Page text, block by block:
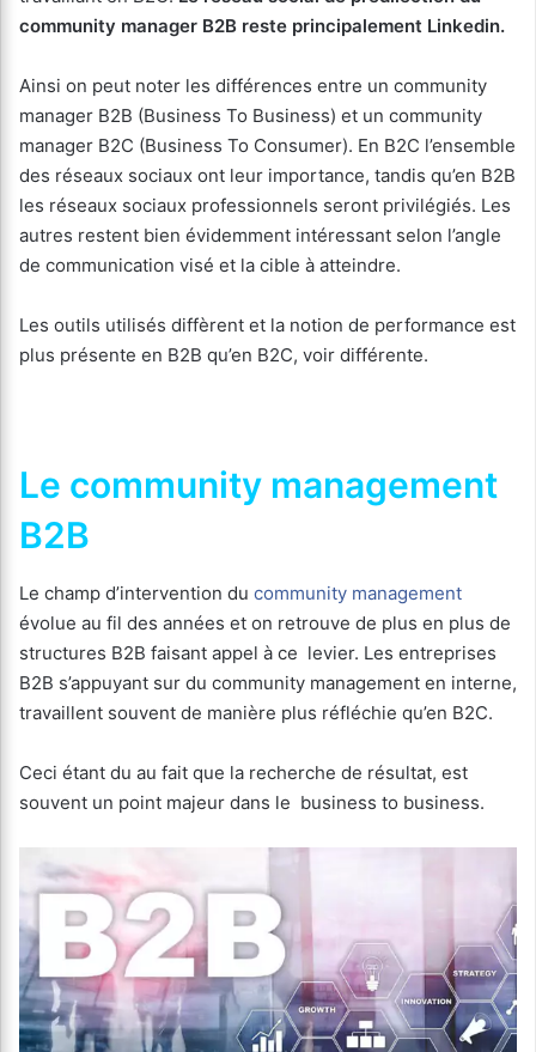
community manager B2B reste principalement Linkedin.
Ainsi on peut noter les différences entre un community
manager B2B (Business To Business) et un community
manager B2C (Business To Consumer). En B2C l’ensemble
des réseaux sociaux ont leur importance, tandis qu’en B2B
les réseaux sociaux professionnels seront privilégiés. Les
autres restent bien évidemment intéressant selon l’angle
de communication visé et la cible à atteindre.
Les outils utilisés diffèrent et la notion de performance est
plus présente en B2B qu’en B2C, voir différente.
Le community management
B2B
Le champ d’intervention du community management
évolue au fil des années et on retrouve de plus en plus de
structures B2B faisant appel à ce levier. Les entreprises
B2B s’appuyant sur du community management en interne,
travaillent souvent de manière plus réfléchie qu’en B2C.
Ceci étant du au fait que la recherche de résultat, est
souvent un point majeur dans le business to business.